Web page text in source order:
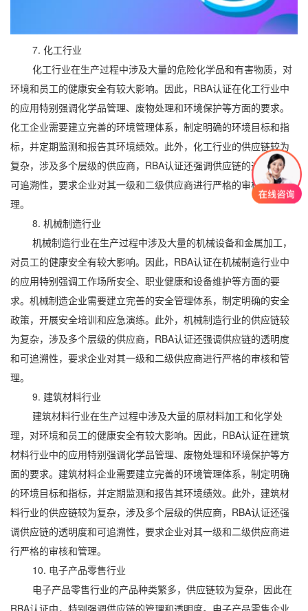
7. 化工行业
化工行业在生产过程中涉及大量的危险化学品和有害物质，对
环境和员工的健康安全有较大影响。因此，RBA认证在化工行业中
的应用特别强调化学品管理、废物处理和环境保护等方面的要求。
化工企业需要建立完善的环境管理体系，制定明确的环境目标和指
标，并定期监测和报告其环境绩效。此外，化工行业的供应链较为
复杂，涉及多个层级的供应商，RBA认证还强调供应链的透明度和
可追溯性，要求企业对其一级和二级供应商进行严格的审核和管
理。
8. 机械制造行业
机械制造行业在生产过程中涉及大量的机械设备和金属加工，
对员工的健康安全有较大影响。因此，RBA认证在机械制造行业中
的应用特别强调工作场所安全、职业健康和设备维护等方面的要
求。机械制造企业需要建立完善的安全管理体系，制定明确的安全
政策，开展安全培训和应急演练。此外，机械制造行业的供应链较
为复杂，涉及多个层级的供应商，RBA认证还强调供应链的透明度
和可追溯性，要求企业对其一级和二级供应商进行严格的审核和管
理。
9. 建筑材料行业
建筑材料行业在生产过程中涉及大量的原材料加工和化学处
理，对环境和员工的健康安全有较大影响。因此，RBA认证在建筑
材料行业中的应用特别强调化学品管理、废物处理和环境保护等方
面的要求。建筑材料企业需要建立完善的环境管理体系，制定明确
的环境目标和指标，并定期监测和报告其环境绩效。此外，建筑材
料行业的供应链较为复杂，涉及多个层级的供应商，RBA认证还强
调供应链的透明度和可追溯性，要求企业对其一级和二级供应商进
行严格的审核和管理。
10. 电子产品零售行业
电子产品零售行业的产品种类繁多，供应链较为复杂，因此在
RBA认证中，特别强调供应链的管理和透明度。电子产品零售企业